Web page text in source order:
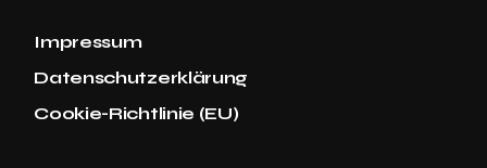
Impressum
Datenschutzerklärung
Cookie-Richtlinie (EU)